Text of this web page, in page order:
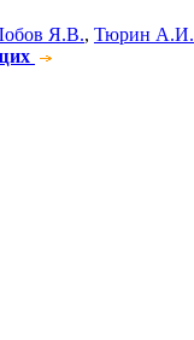
Я.В., Тюрин А.И.